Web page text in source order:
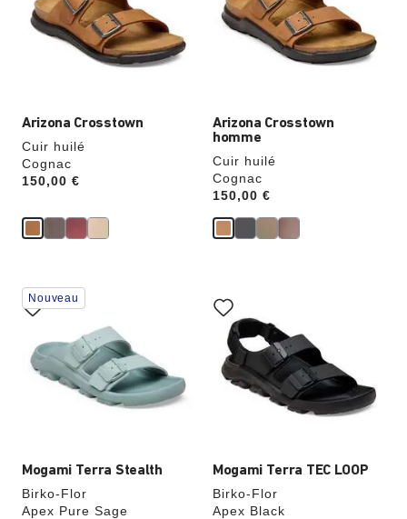
Arizona Crosstown
Cuir huilé
Cognac
Price:
150,00 €
couleurs
modifiera
Arizona Crosstown
homme
Cuir huilé
Cognac
Price:
150,00 €
couleurs
modifiera
Mogami Terra Stealth
Birko-Flor
Apex Pure Sage
Cliquer
sur
les
échantillons
couleurs
modifiera
Nouveau
Mogami Terra TEC LOOP
Birko-Flor
Apex Black
sur
les
échantillons
couleurs
modifiera